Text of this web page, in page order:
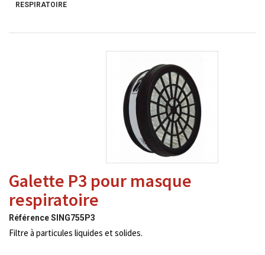
RESPIRATOIRE
Galette P3 pour masque
respiratoire
RéférenceSING755P3
Filtre à particules liquides et solides.